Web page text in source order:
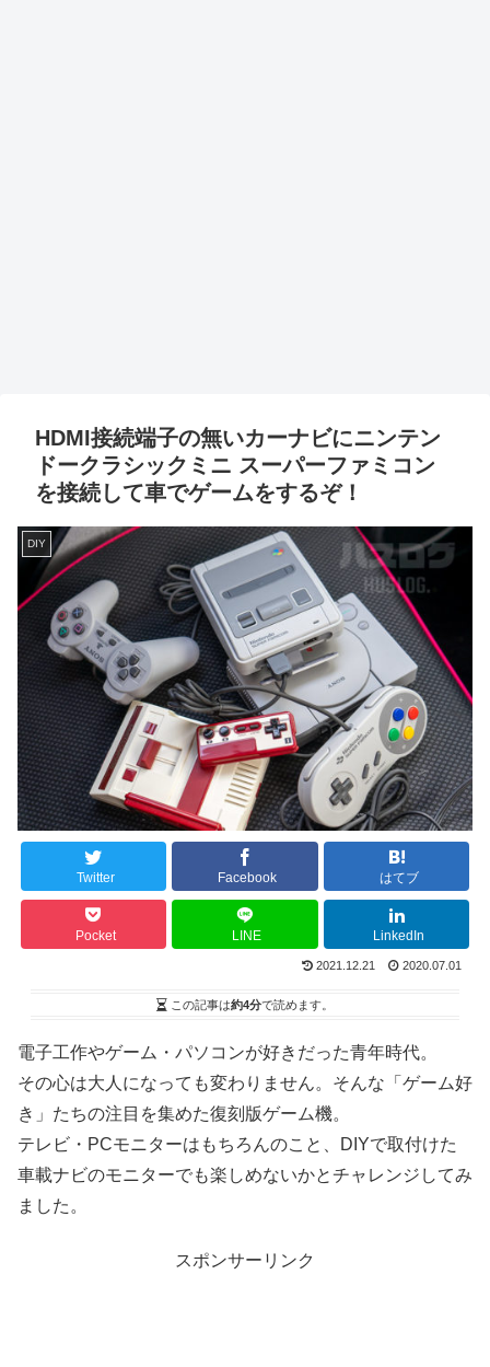
HDMI接続端子の無いカーナビにニンテン
ドークラシックミニ スーパーファミコン
を接続して車でゲームをするぞ！
DIY
Twitter Facebook はてブ
Pocket LINE LinkedIn
2021.12.21 2020.07.01
この記事は約4分で読めます。
電子工作やゲーム・パソコンが好きだった青年時代。
その心は大人になっても変わりません。そんな「ゲーム好
き」たちの注目を集めた復刻版ゲーム機。
テレビ・PCモニターはもちろんのこと、DIYで取付けた
車載ナビのモニターでも楽しめないかとチャレンジしてみ
ました。
スポンサーリンク